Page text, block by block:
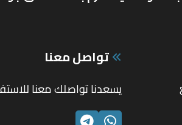
تواصل معنا
يسعدنا تواصلك معنا